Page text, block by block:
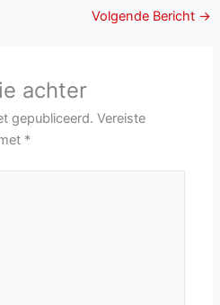
Volgende Bericht →
achter
gepubliceerd. Vereiste
*